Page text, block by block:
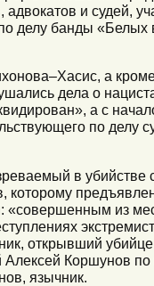
и судей,
делу банды «Белых
а
дела о
а с
по делу
в убийстве
которому
«совершенным из
открывший
Алексей Коршунов
язычник.